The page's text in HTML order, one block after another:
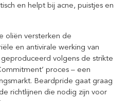
en helpt bij acne, puistjes en
oliën versterken de
en antivirale werking van
volgens de strikte
proces – een
Beardpride gaat graag
richtlijnen die nodig zijn voor